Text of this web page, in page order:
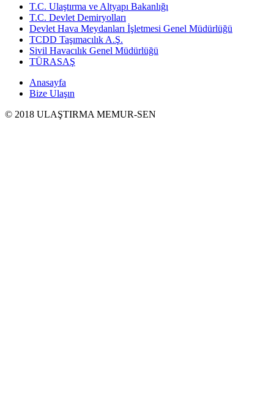
T.C. Ulaştırma ve Altyapı Bakanlığı
T.C. Devlet Demiryolları
Devlet Hava Meydanları İşletmesi Genel Müdürlüğü
TCDD Taşımacılık A.Ş.
Sivil Havacılık Genel Müdürlüğü
TÜRASAŞ
Anasayfa
Bize Ulaşın
© 2018 ULAŞTIRMA MEMUR-SEN